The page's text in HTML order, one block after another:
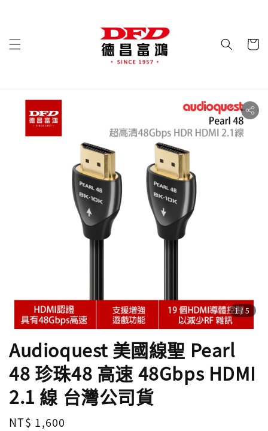
1/5
Audioquest 美國線聖 Pearl
48 珍珠48 高速 48Gbps HDMI
2.1 線 台灣公司貨
Regular
NT$ 1,600